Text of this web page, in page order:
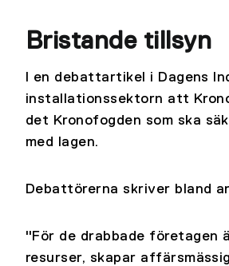
Bristande tillsyn
I en debattartikel i Dagens
installationssektorn att
det Kronofogden som ska
med lagen.
Debattörerna skriver bland
"För de drabbade företagen
resurser, skapar